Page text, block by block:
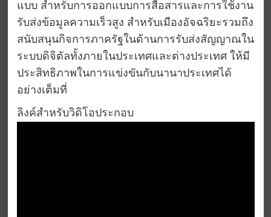
แบบ สำหรับการออกแบบการสื่อสารและการใช้งาน
รับส่งข้อมูลความเร็วสูง สำหรับเมืองอัจฉริยะรวมถึง
สนับสนุนกิจการภาครัฐในด้านการรับส่งสัญญาณใน
ระบบดิจิตัลทั้งภายในประเทศและต่างประเทศ ให้มี
ประสิทธิภาพในการแข่งขันกับนานาประเทศได้
อย่างเต็มที่
ลิงค์สำหรับวิดิโอประกอบ